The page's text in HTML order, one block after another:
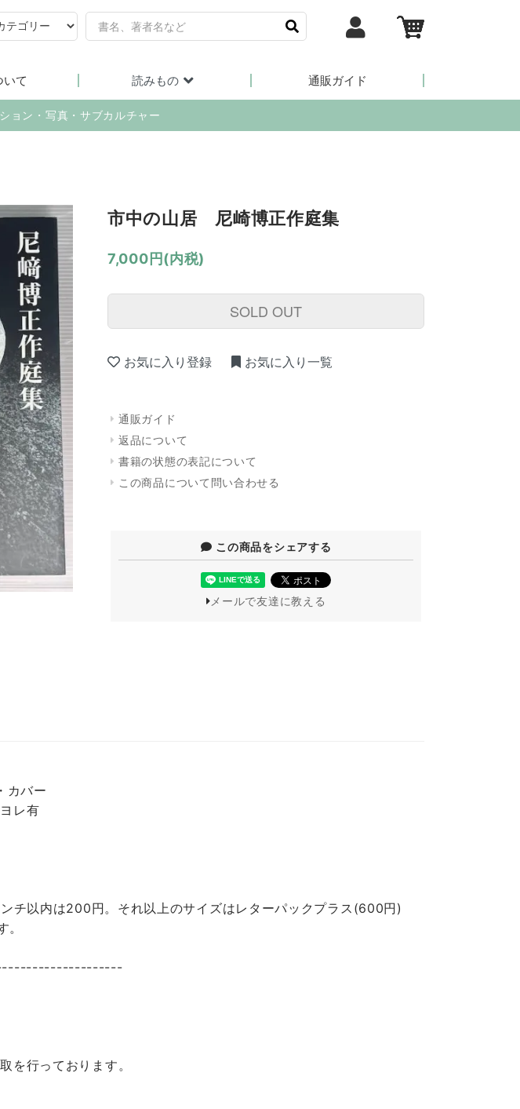
いて 読みもの 通販ガイド
ョン・写真・サブカルチャー
市中の山居 尼崎博正作庭集
7,000円(内税)
SOLD OUT
お気に入り登録 お気に入り一覧
通販ガイド
返品について
書籍の状態の表記について
この商品について問い合わせる
この商品をシェアする
メールで友達に教える
バー
レ有
チ以内は200円。それ以上のサイズはレターパックプラス(600円)
を行っております。